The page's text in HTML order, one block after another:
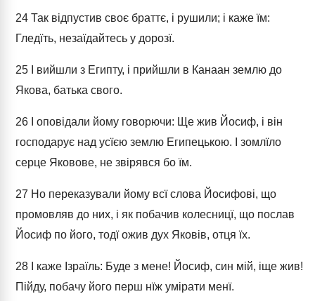
24 Так відпустив своє браттє, і рушили; і каже їм:
Гледїть, незаїдайтесь у дорозї.
25 І вийшли з Египту, і прийшли в Канаан землю до
Якова, батька свого.
26 І оповідали йому говорючи: Ще жив Йосиф, і він
господарує над усїєю землю Египецькою. І зомлїло
серце Яковове, не звірявся бо їм.
27 Но переказували йому всї слова Йосифові, що
промовляв до них, і як побачив колесницї, що послав
Йосиф по його, тодї ожив дух Яковів, отця їх.
28 І каже Ізраїль: Буде з мене! Йосиф, син мій, іще жив!
Пійду, побачу його перш нїж умірати менї.